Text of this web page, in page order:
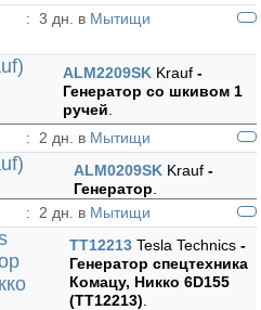
: 3 дн. в Мытищи
ALM2209SK Krauf-
Генератор cо шкивом 1
ручей
: 2 дн. в Мытищи
ALM0209SK Krauf-
Генератор
: 2 дн. в Мытищи
TT12213Tesla Technics-
Генератор спецтехника
Комацу, Никко 6D155
(TT12213)